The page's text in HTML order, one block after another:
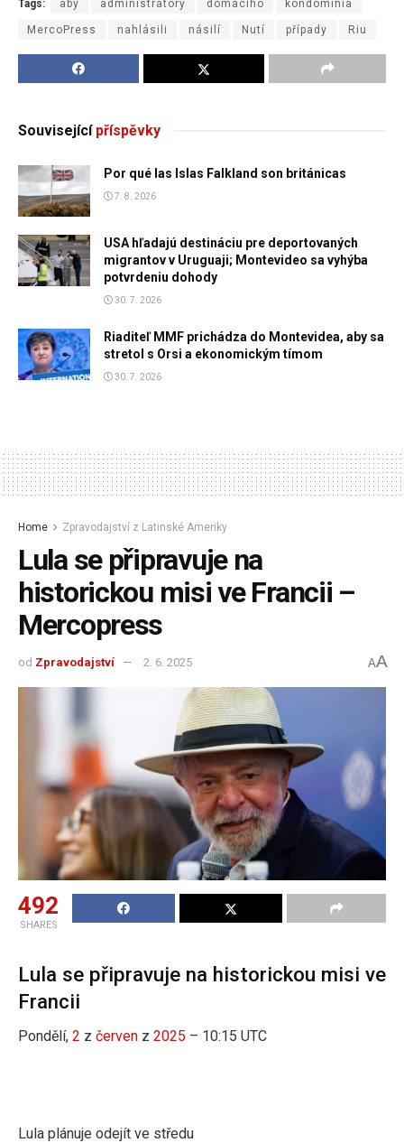
Tags: aby administrátory domácího kondominia
MercoPress nahlásili násilí Nutí případy Riu
Souvisejícípříspěvky
Por qué las Islas Falkland son británicas
7. 8. 2026
USA hľadajú destináciu pre deportovaných
migrantov v Uruguaji; Montevideo sa vyhýba
potvrdeniu dohody
30. 7. 2026
Riaditeľ MMF prichádza do Montevidea, aby sa
stretol s Orsi a ekonomickým tímom
30. 7. 2026
Home Zpravodajství z Latinské Ameriky
Lula se připravuje na
historickou misi ve Francii –
Mercopress
od Zpravodajství 2. 6. 2025 AA
492
SHARES
Lula se připravuje na historickou misi ve
Francii
Pondělí, 2 z červen z 2025 – 10:15 UTC
Lula plánuje odejít ve středu